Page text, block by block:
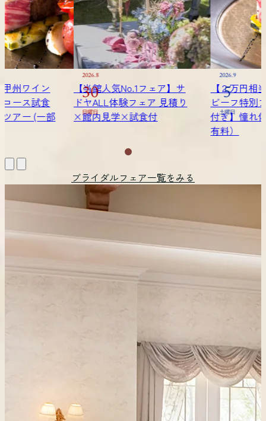
フェア】サ
フェア 見積り
×試食付
5
土曜日
【２万円相当！甲州ワイン
ビーフ特別フルコース試食
付き】憧れ体感ツアー (一部
6
日曜日
【当館
ドヤ
×館内
ブライダルフェア一覧をみる